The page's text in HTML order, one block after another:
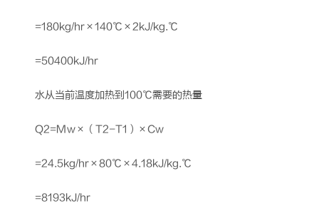
=180kg/hr×140℃×2kJ/kg.℃
=50400kJ/hr
水从当前温度加热到100℃需要的热量
Q2=Mw×（T2-T1）×Cw
=24.5kg/hr×80℃×4.18kJ/kg.℃
=8193kJ/hr